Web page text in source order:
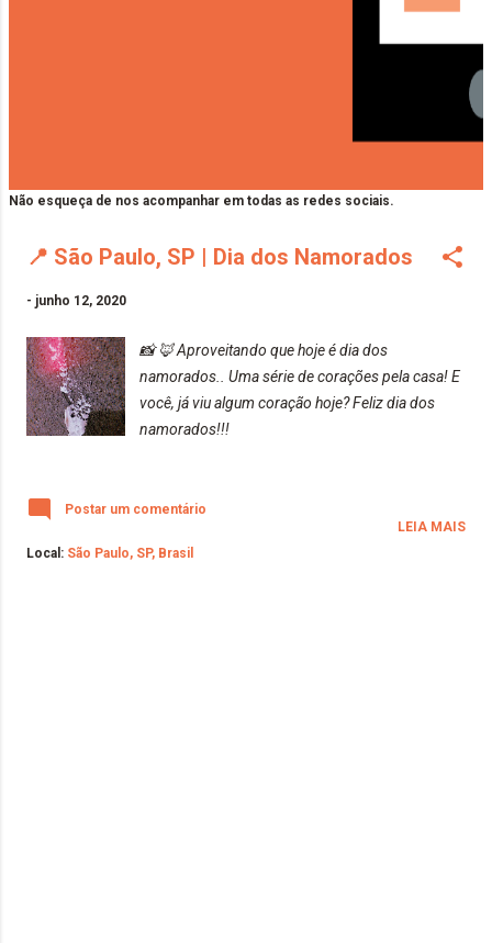
Não esqueça de nos acompanhar em todas as redes sociais.
📍 São Paulo, SP | Dia dos Namorados
- junho 12, 2020
📸 🦊 Aproveitando que hoje é dia dos
namorados.. Uma série de corações pela casa! E
você, já viu algum coração hoje? Feliz dia dos
namorados!!!
Postar um comentário
Local: São Paulo, SP, Brasil
LEIA MAIS